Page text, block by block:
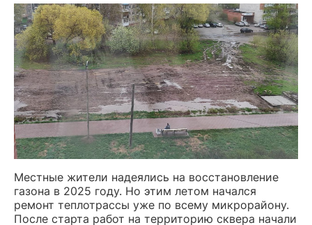
Местные жители надеялись на восстановление
газона в 2025 году. Но этим летом начался
ремонт теплотрассы уже по всему микрорайону.
После старта работ на территорию сквера начали